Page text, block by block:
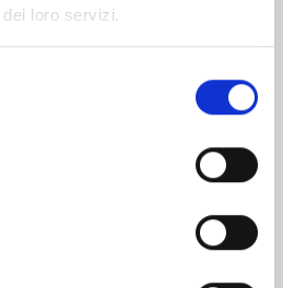
loro servizi.
NEW EDITION n. 74